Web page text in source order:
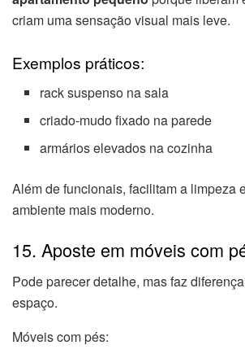
criam uma sensação visual mais leve.
Exemplos práticos:
rack suspenso na sala
criado-mudo fixado na parede
armários elevados na cozinha
Além de funcionais, facilitam a limpeza
ambiente mais moderno.
15. Aposte em móveis com
Pode parecer detalhe, mas faz
espaço.
Móveis com pés: